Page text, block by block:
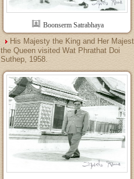
Boonserm Satrabhaya
His Majesty the King and Her
the Queen visited Wat Phrathat Doi
Suthep, 1958.